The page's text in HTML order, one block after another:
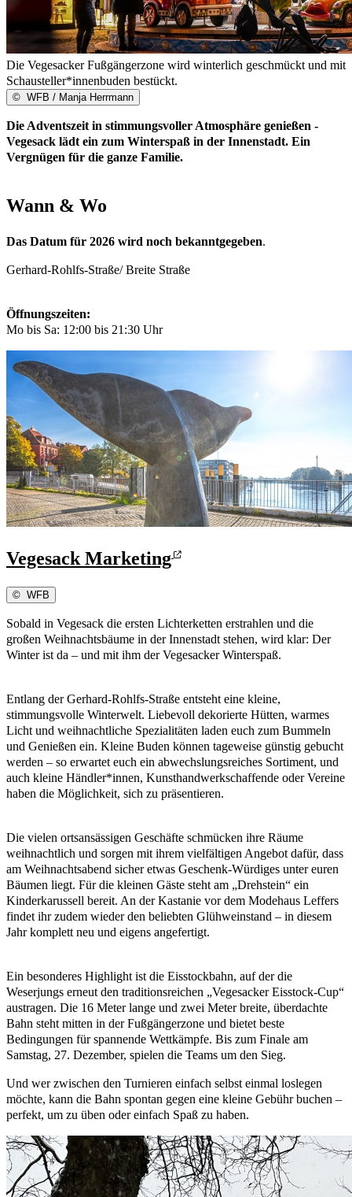
Die Vegesacker Fußgängerzone wird winterlich geschmückt und mit
Schausteller*innenbuden bestückt.
© WFB / Manja Herrmann
Die Adventszeit in stimmungsvoller Atmosphäre genießen -
Vegesack lädt ein zum Winterspaß in der Innenstadt. Ein
Vergnügen für die ganze Familie.
Wann & Wo
Das Datum für 2026 wird noch bekanntgegeben.
Gerhard-Rohlfs-Straße/ Breite Straße
Öffnungszeiten:
Mo bis Sa: 12:00 bis 21:30 Uhr
Vegesack Marketing
© WFB
Sobald in Vegesack die ersten Lichterketten erstrahlen und die
großen Weihnachtsbäume in der Innenstadt stehen, wird klar: Der
Winter ist da – und mit ihm der Vegesacker Winterspaß.
Entlang der Gerhard-Rohlfs-Straße entsteht eine kleine,
stimmungsvolle Winterwelt. Liebevoll dekorierte Hütten, warmes
Licht und weihnachtliche Spezialitäten laden euch zum Bummeln
und Genießen ein. Kleine Buden können tageweise günstig gebucht
werden – so erwartet euch ein abwechslungsreiches Sortiment, und
auch kleine Händler*innen, Kunsthandwerkschaffende oder Vereine
haben die Möglichkeit, sich zu präsentieren.
Die vielen ortsansässigen Geschäfte schmücken ihre Räume
weihnachtlich und sorgen mit ihrem vielfältigen Angebot dafür, dass
am Weihnachtsabend sicher etwas Geschenk-Würdiges unter euren
Bäumen liegt. Für die kleinen Gäste steht am „Drehstein“ ein
Kinderkarussell bereit. An der Kastanie vor dem Modehaus Leffers
findet ihr zudem wieder den beliebten Glühweinstand – in diesem
Jahr komplett neu und eigens angefertigt.
Ein besonderes Highlight ist die Eisstockbahn, auf der die
Weserjungs erneut den traditionsreichen „Vegesacker Eisstock-Cup“
austragen. Die 16 Meter lange und zwei Meter breite, überdachte
Bahn steht mitten in der Fußgängerzone und bietet beste
Bedingungen für spannende Wettkämpfe. Bis zum Finale am
Samstag, 27. Dezember, spielen die Teams um den Sieg.
Und wer zwischen den Turnieren einfach selbst einmal loslegen
möchte, kann die Bahn spontan gegen eine kleine Gebühr buchen –
perfekt, um zu üben oder einfach Spaß zu haben.